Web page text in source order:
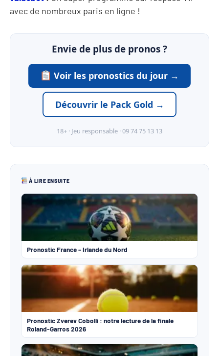
avec de nombreux paris en ligne !
Envie de plus de pronos ?
Voir les pronostics du jour →
Découvrir le Pack Gold →
18+ · Jeu responsable · 09 74 75 13 13
À LIRE ENSUITE
Pronostic France – Irlande du Nord
Pronostic Zverev Cobolli : notre lecture de la finale
Roland-Garros 2026